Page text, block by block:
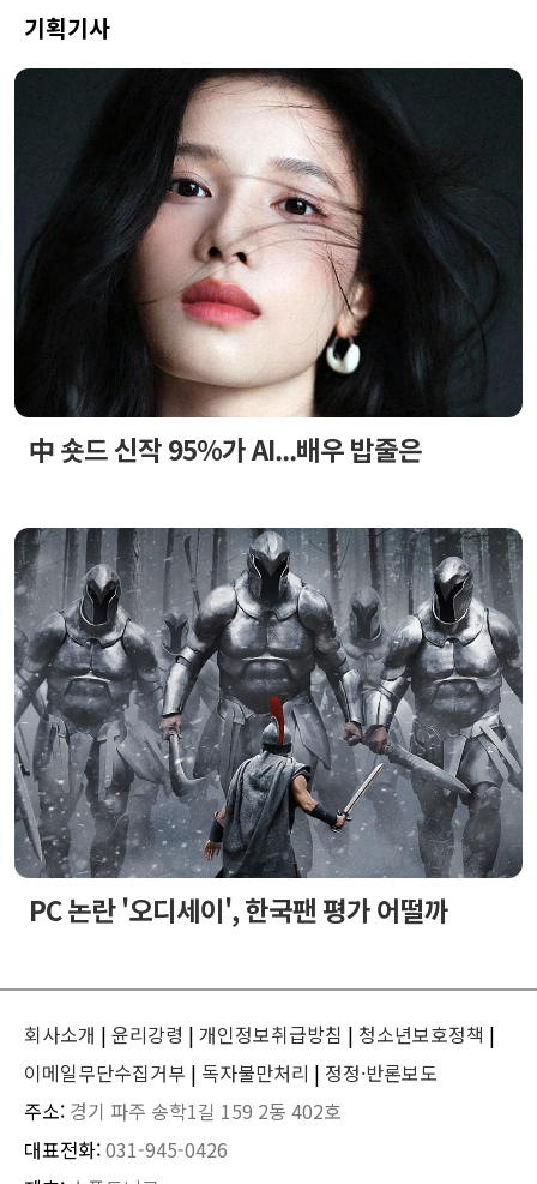
기획기사
中 숏드 신작 95%가 AI...배우 밥줄은
PC 논란 '오디세이', 한국팬 평가 어떨까
회사소개 | 윤리강령 | 개인정보취급방침 | 청소년보호정책 |
이메일무단수집거부 | 독자불만처리 | 정정·반론보도
주소: 경기 파주 송학1길 159 2동 402호
대표전화:031-945-0426